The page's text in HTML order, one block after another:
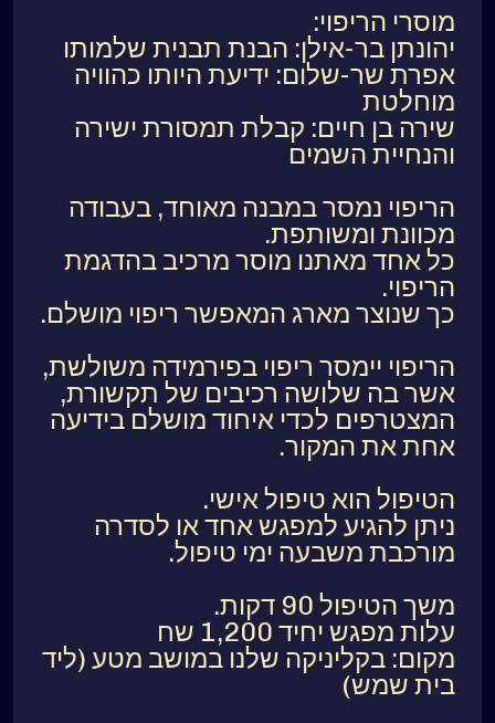
מוסרי הריפוי:
יהונתן בר-אילן: הבנת תבנית שלמותו
אפרת שר-שלום: ידיעת היותו כהוויה
מוחלטת
שירה בן חיים: קבלת תמסורת ישירה
והנחיית השמים
הריפוי נמסר במבנה מאוחד, בעבודה
מכוונת ומשותפת.
כל אחד מאתנו מוסר מרכיב בהדגמת
הריפוי.
כך שנוצר מארג המאפשר ריפוי מושלם.
הריפוי יימסר ריפוי בפירמידה משולשת,
אשר בה שלושה רכיבים של תקשורת,
המצטרפים לכדי איחוד מושלם בידיעה
אחת את המקור.
הטיפול הוא טיפול אישי.
ניתן להגיע למפגש אחד או לסדרה
מורכבת משבעה ימי טיפול.
משך הטיפול 90 דקות.
עלות מפגש יחיד 1,200 שח
מקום: בקליניקה שלנו במושב מטע (ליד
בית שמש)